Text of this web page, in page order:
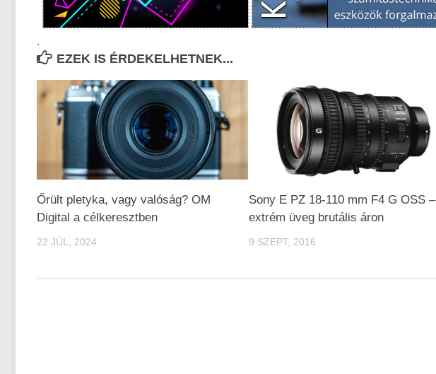
.
EZEK IS ÉRDEKELHETNEK...
Őrült pletyka, vagy valóság? OM
Digital a célkeresztben
22 JÚL, 2024
Sony E PZ 18-110 mm F4 G OSS –
extrém üveg brutális áron
9 SZEPT, 2016